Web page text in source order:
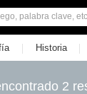
| Historia |
2